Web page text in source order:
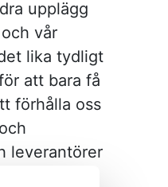
upplägg
vår
lika tydligt
att bara få
förhålla oss
leverantörer
som